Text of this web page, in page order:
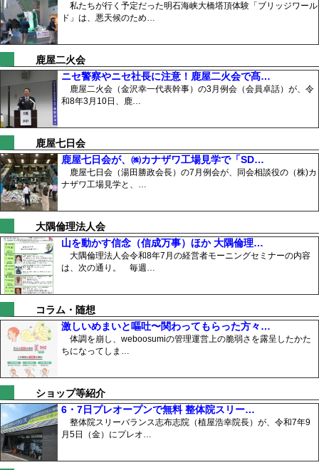
私たちが行く予定だった明石海峡大橋塔頂体験「ブリッジワール
ド」は、悪天候のため…
鹿屋二火会
ニセ警察やニセ社長に注意！鹿屋二火会で髙…
鹿屋二火会（金沢幸一代表幹事）の3月例会（会員卓話）が、令
和8年3月10日、鹿…
鹿屋七日会
鹿屋七日会が、㈱カナザワ工場見学で「SD…
鹿屋七日会（湯田勝政会長）の7月例会が、同会相談役の（株)カ
ナザワ工場見学と、…
大隅倫理法人会
山を動かす信念（信成万事）ほか 大隅倫理…
大隅倫理法人会令和8年7月の経営者モーニングセミナーの内容
は、次の通り。 毎週…
コラム・随想
激しいめまいと嘔吐〜関わってもらった方々…
体調を崩し、weboosumiの管理運営上の脆弱さを露呈したかた
ちになってしま…
ショップ等紹介
6・7日プレオープンで無料 整体院スリー…
整体院スリーバランス志布志院（植屋浩幸院長）が、令和7年9
月5日（金）にプレオ…